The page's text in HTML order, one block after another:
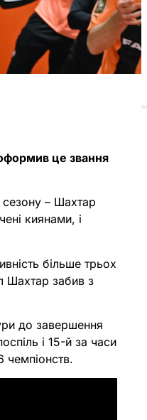
це звання
сезону – Шахтар
киянами, і
більше трьох
Шахтар забив з
до завершення
і 15-й за часи
чемпіонств.